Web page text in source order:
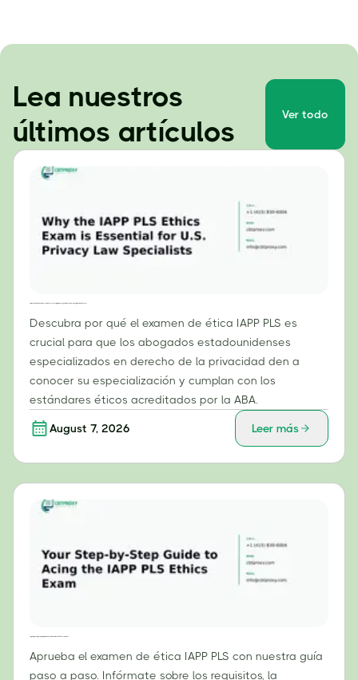
Lea nuestros
últimos artículos
Ver todo
Descubra por qué el examen de ética IAPP PLS es
crucial para que los abogados estadounidenses
especializados en derecho de la privacidad den a
conocer su especialización y cumplan con los
estándares éticos acreditados por la ABA.
August 7, 2026 Leer más
Aprueba el examen de ética IAPP PLS con nuestra guía
paso a paso. Infórmate sobre los requisitos, la